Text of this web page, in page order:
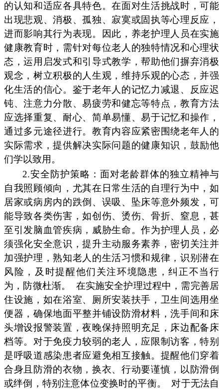
的认知和适应各具特色。在面对生活挑战时，可能
出现悲观、消极、孤独、寂寞或固执等心理反应，
进而影响其行为表现。因此，养老护理人员在实施
健康教育时，需针对每位老人的独特情况和心理状
态，运用启发式和引导式教学，帮助他们摒弃消极
观念，树立积极的人生观，维持乐观的心态，并强
化生活的信心。鉴于老年人的记忆力减退、反应迟
钝、注意力分散、易疲劳和健忘等特点，教育方法
应选择重复、耐心、简单易懂、易于记忆和操作，
通过多元途径进行。教育内容应紧密围绕老年人的
实际需求，提供解决实际问题的健康知识，鼓励他
们学以致用。
2.安全防护策略：面对老龄群体的独立精神与
自我照顾倾向，尤其在日常生活的自理行为中，如
居家或病房内的跌倒、误吸、坠床等意外频发，可
能导致各类伤害，如创伤、烫伤、骨折、窒息，甚
至引发脑血管疾病，威胁生命。作为护理人员，必
须强化安全意识，提升主动服务素养，密切关注并
加强护理，熟知老人的生活习惯和规律，识别潜在
风险，及时提醒他们关注环境隐患，纠正不当行
为，防微杜渐。
在实施安全护理过程中，需完善居
住设施，如在浴室、厕所安装扶手，卫生间选用坐
便器，确保地面平整并铺设防滑材料，洗手间和床
头增设报警装置，夜晚保持照明充足，床边配备床
档等。对于免疫力较弱的老人，应限制访客，特别
是呼吸道感染患者应避免相互接触。提醒他们穿着
合身且防滑的衣物，换衣、行动要谨慎，以防滑倒
或绊倒，特别注意体位变换时的平衡。
对于无法自